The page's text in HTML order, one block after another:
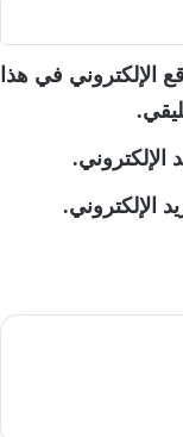
الإلكتروني في هذا
الإلكتروني.
الإلكتروني.